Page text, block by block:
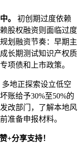
。
初创期过度依赖
股权融资则面临过度
划融资节奏：早期主
长期测试知识产权质
项债和上市政策。
多地正探索设立低空
账给予30%至50%的
改部门，了解本地风
准备申报材料。
+分享支持！